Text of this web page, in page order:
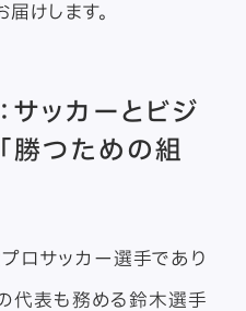
けします。
サッカーとビジ
勝つための組
ロサッカー選手であり
代表も務める鈴木選手